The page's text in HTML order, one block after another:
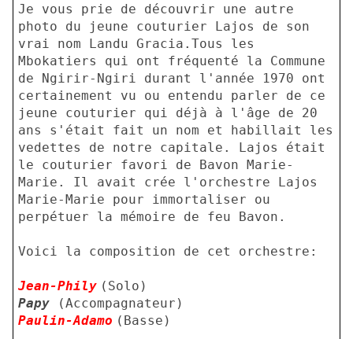
Je vous prie de découvrir une autre
photo du jeune couturier Lajos de son
vrai nom Landu Gracia.Tous les
Mbokatiers qui ont fréquenté la Commune
de Ngirir-Ngiri durant l'année 1970 ont
certainement vu ou entendu parler de ce
jeune couturier qui déjà à l'âge de 20
ans s'était fait un nom et habillait les
vedettes de notre capitale. Lajos était
le couturier favori de Bavon Marie-
Marie. Il avait crée l'orchestre Lajos
Marie-Marie pour immortaliser ou
perpétuer la mémoire de feu Bavon.
Voici la composition de cet orchestre:
Jean-Phily (Solo)
Papy(Accompagnateur)
Paulin-Adamo (Basse)